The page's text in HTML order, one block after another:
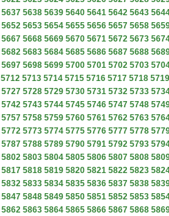
5637 5638 5639 5640 5641 5642 5643
5652 5653 5654 5655 5656 5657 5658
5667 5668 5669 5670 5671 5672 5673
5682 5683 5684 5685 5686 5687 5688
5697 5698 5699 5700 5701 5702 5703
5712 5713 5714 5715 5716 5717 5718 5719
5727 5728 5729 5730 5731 5732 5733
5742 5743 5744 5745 5746 5747 5748
5757 5758 5759 5760 5761 5762 5763
5772 5773 5774 5775 5776 5777 5778
5787 5788 5789 5790 5791 5792 5793
5802 5803 5804 5805 5806 5807 5808
5817 5818 5819 5820 5821 5822 5823
5832 5833 5834 5835 5836 5837 5838
5847 5848 5849 5850 5851 5852 5853
5862 5863 5864 5865 5866 5867 5868